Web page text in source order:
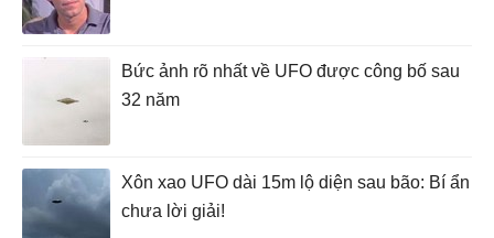
Bức ảnh rõ nhất về UFO được công bố sau
32 năm
Xôn xao UFO dài 15m lộ diện sau bão: Bí ẩn
chưa lời giải!